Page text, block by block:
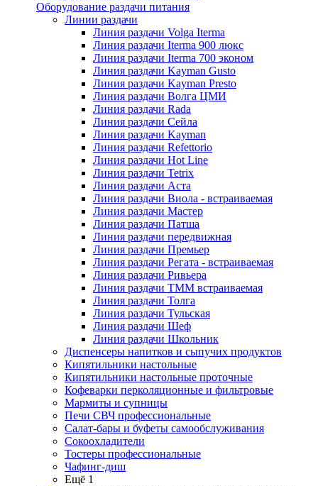
Оборудование раздачи питания
Линии раздачи
Линия раздачи Volga Iterma
Линия раздачи Iterma 900 люкс
Линия раздачи Iterma 700 эконом
Линия раздачи Kayman Gusto
Линия раздачи Kayman Presto
Линия раздачи Волга ЦМИ
Линия раздачи Rada
Линия раздачи Сейла
Линия раздачи Kayman
Линия раздачи Refettorio
Линия раздачи Hot Line
Линия раздачи Tetrix
Линия раздачи Аста
Линия раздачи Виола - встраиваемая
Линия раздачи Мастер
Линия раздачи Патша
Линия раздачи передвижная
Линия раздачи Премьер
Линия раздачи Регата - встраиваемая
Линия раздачи Ривьера
Линия раздачи ТММ встраиваемая
Линия раздачи Толга
Линия раздачи Тульская
Линия раздачи Шеф
Линия раздачи Школьник
Диспенсеры напитков и сыпучих продуктов
Кипятильники настольные
Кипятильники настольные проточные
Кофеварки перколяционные и фильтровые
Мармиты и супницы
Печи СВЧ профессиональные
Салат-бары и буфеты самообслуживания
Сокоохладители
Тостеры профессиональные
Чафинг-диш
Ещё 1